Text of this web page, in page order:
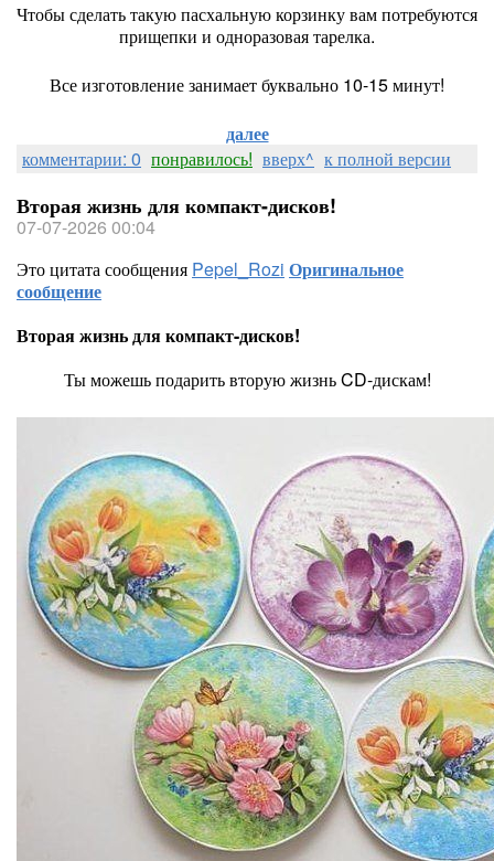
Чтобы сделать такую пасхальную корзинку вам потребуются
прищепки и одноразовая тарелка.
Все изготовление занимает буквально 10-15 минут!
далее
комментарии: 0 понравилось! вверх^ к полной версии
Вторая жизнь для компакт-дисков!
07-07-2026 00:04
Это цитата сообщения Pepel_Rozi Оригинальное
сообщение
Вторая жизнь для компакт-дисков!
Ты можешь подарить вторую жизнь CD-дискам!